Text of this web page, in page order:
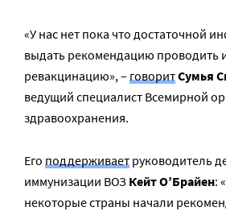
«У нас нет пока что достаточной
выдать рекомендацию проводить
ревакцинацию», – говоритСумья
ведущий специалист Всемирной
здравоохранения.
Его поддерживает руководитель
иммунизации ВОЗ Кейт О’Брайен:
некоторые страны начали